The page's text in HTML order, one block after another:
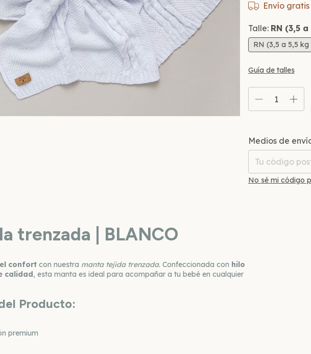
Envío gratis
Talle: RN (3,5
RN (3,5 a 5,5
Guía de talles
Entregas para el
Medios de
No sé mi código
trenzada | BLANCO
confort con nuestra manta tejida trenzada. Confeccionada con hilo
calidad, esta manta es ideal para acompañar a tu bebé en cualquier
Producto:
premium